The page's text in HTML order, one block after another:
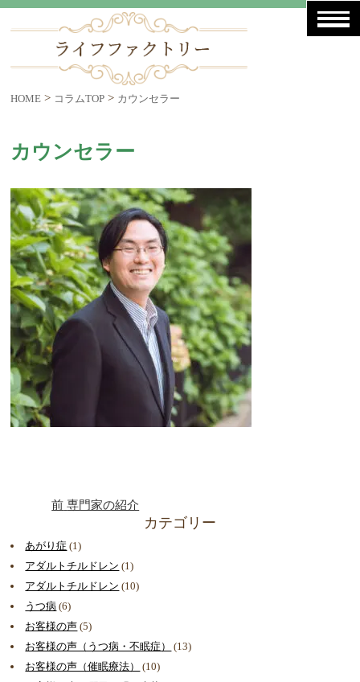
HOME > コラムTOP > カウンセラー
カウンセラー
前 専門家の紹介
カテゴリー
あがり症 (1)
アダルトチルドレン (1)
アダルトチルドレン (10)
うつ病 (6)
お客様の声 (5)
お客様の声（うつ病・不眠症）
(13)
お客様の声（催眠療法）
(10)